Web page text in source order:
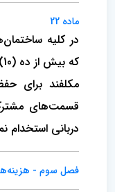
ماده 22
در کلیه
مکلفند برای
قسمت‌های مشترک
دربانی استخدام
فصل سوم‌ -